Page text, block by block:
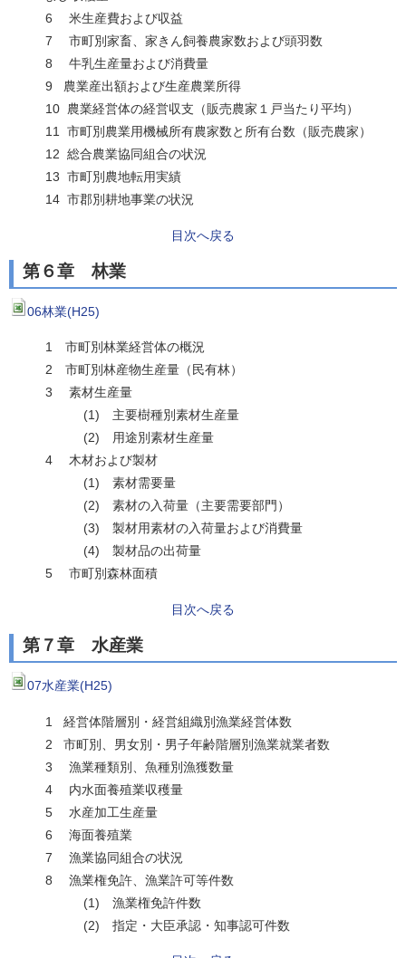
6 米生産費および収益
7 市町別家畜、家きん飼養農家数および頭羽数
8 牛乳生産量および消費量
9 農業産出額および生産農業所得
10 農業経営体の経営収支（販売農家１戸当たり平均）
11 市町別農業用機械所有農家数と所有台数（販売農家）
12 総合農業協同組合の状況
13 市町別農地転用実績
14 市郡別耕地事業の状況
目次へ戻る
第６章 林業
06林業(H25)
1 市町別林業経営体の概況
2 市町別林産物生産量（民有林）
3 素材生産量
(1) 主要樹種別素材生産量
(2) 用途別素材生産量
4 木材および製材
(1) 素材需要量
(2) 素材の入荷量（主要需要部門）
(3) 製材用素材の入荷量および消費量
(4) 製材品の出荷量
5 市町別森林面積
目次へ戻る
第７章 水産業
07水産業(H25)
1 経営体階層別・経営組織別漁業経営体数
2 市町別、男女別・男子年齢階層別漁業就業者数
3 漁業種類別、魚種別漁獲数量
4 内水面養殖業収穫量
5 水産加工生産量
6 海面養殖業
7 漁業協同組合の状況
8 漁業権免許、漁業許可等件数
(1) 漁業権免許件数
(2) 指定・大臣承認・知事認可件数